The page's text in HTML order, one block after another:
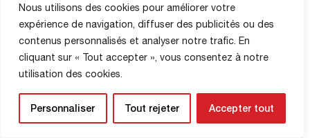
Nous utilisons des cookies pour améliorer votre
expérience de navigation, diffuser des publicités ou des
contenus personnalisés et analyser notre trafic. En
cliquant sur « Tout accepter », vous consentez à notre
utilisation des cookies.
Personnaliser Tout rejeter Accepter tout